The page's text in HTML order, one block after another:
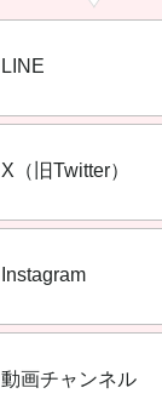
LINE
X（旧Twitter）
Instagram
動画チャンネル